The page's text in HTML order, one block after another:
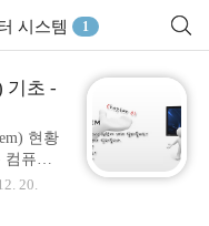
시스템 1
기초 -
현황
컴퓨터
템을
뭐가
20.